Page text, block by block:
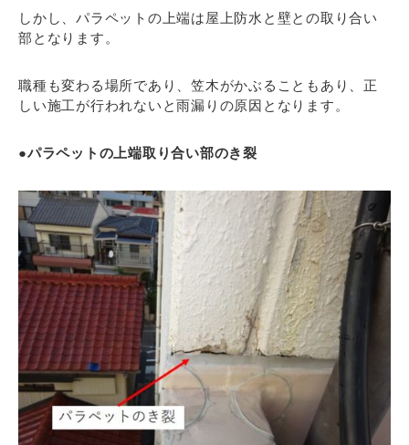
しかし、パラペットの上端は屋上防水と壁との取り合い
部となります。
職種も変わる場所であり、笠木がかぶることもあり、正
しい施工が行われないと雨漏りの原因となります。
●パラペットの上端取り合い部のき裂